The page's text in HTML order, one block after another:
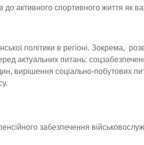
до активного спортивного життя як
політики в регіоні. Зокрема,
актуальних питань:
вирішення соціально-побутових
забезпечення